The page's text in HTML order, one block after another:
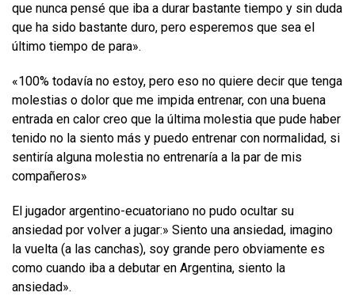
que nunca pensé que iba a durar bastante tiempo y sin duda
que ha sido bastante duro, pero esperemos que sea el
último tiempo de para».
«100% todavía no estoy, pero eso no quiere decir que tenga
molestias o dolor que me impida entrenar, con una buena
entrada en calor creo que la última molestia que pude haber
tenido no la siento más y puedo entrenar con normalidad, si
sentiría alguna molestia no entrenaría a la par de mis
compañeros»
El jugador argentino-ecuatoriano no pudo ocultar su
ansiedad por volver a jugar:» Siento una ansiedad, imagino
la vuelta (a las canchas), soy grande pero obviamente es
como cuando iba a debutar en Argentina, siento la
ansiedad».